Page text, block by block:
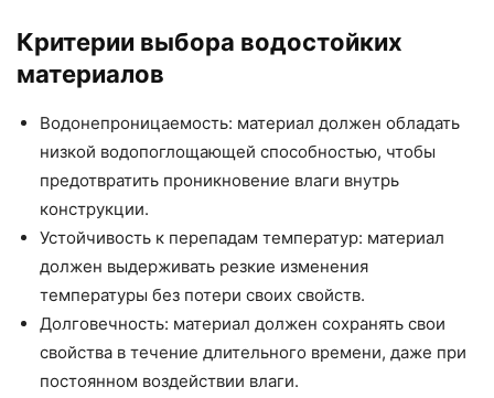
Критерии выбора водостойких
материалов
Водонепроницаемость: материал должен обладать
низкой водопоглощающей способностью, чтобы
предотвратить проникновение влаги внутрь
конструкции.
Устойчивость к перепадам температур: материал
должен выдерживать резкие изменения
температуры без потери своих свойств.
Долговечность: материал должен сохранять свои
свойства в течение длительного времени, даже при
постоянном воздействии влаги.